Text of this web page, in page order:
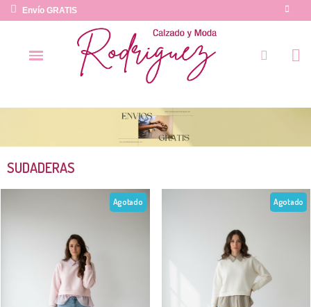
Envío GRATIS
SUDADERAS
Agotado Agotado